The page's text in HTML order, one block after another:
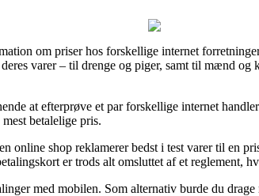
om priser hos forskellige internet
varer – til drenge og piger, samt til mænd
at efterprøve et par forskellige internet
betalelige pris.
online shop reklamerer bedst i test varer til en
er trods alt omsluttet af et reglement,
med mobilen. Som alternativ burde du